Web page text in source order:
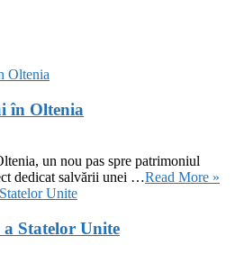
în Oltenia
un nou pas spre patrimoniul
dedicat salvării unei …Read More »
Statelor Unite